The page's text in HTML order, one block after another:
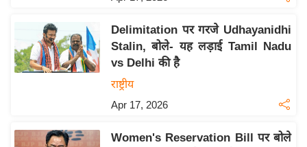
सा
ल
त
Delimitation पर गरजे Udhayanidhi
Stalin, बोले- यह लड़ाई Tamil Nadu
vs Delhi की है
राष्ट्रीय
Apr 17, 2026
Women's Reservation Bill पर बोले